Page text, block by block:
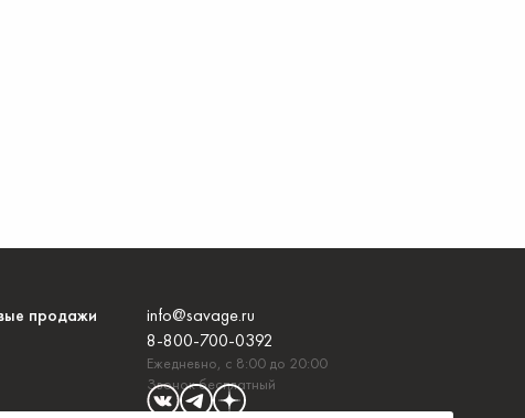
продажи
с
info@savage.ru
8-800-700-0392
Ежедневно, с 8:00 до 20:00
Звонок бесплатный